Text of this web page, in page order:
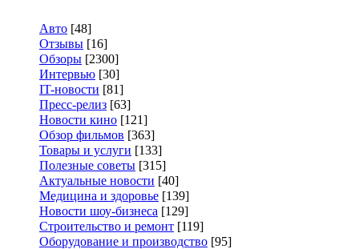
Авто [48]
Отзывы [16]
Обзоры [2300]
Интервью [30]
IT-новости [81]
Пресс-релиз [63]
Новости кино [121]
Обзор фильмов [363]
Товары и услуги [133]
Полезные советы [315]
Актуальные новости [40]
Медицина и здоровье [139]
Новости шоу-бизнеса [129]
Строительство и ремонт [119]
Оборудование и производство [95]